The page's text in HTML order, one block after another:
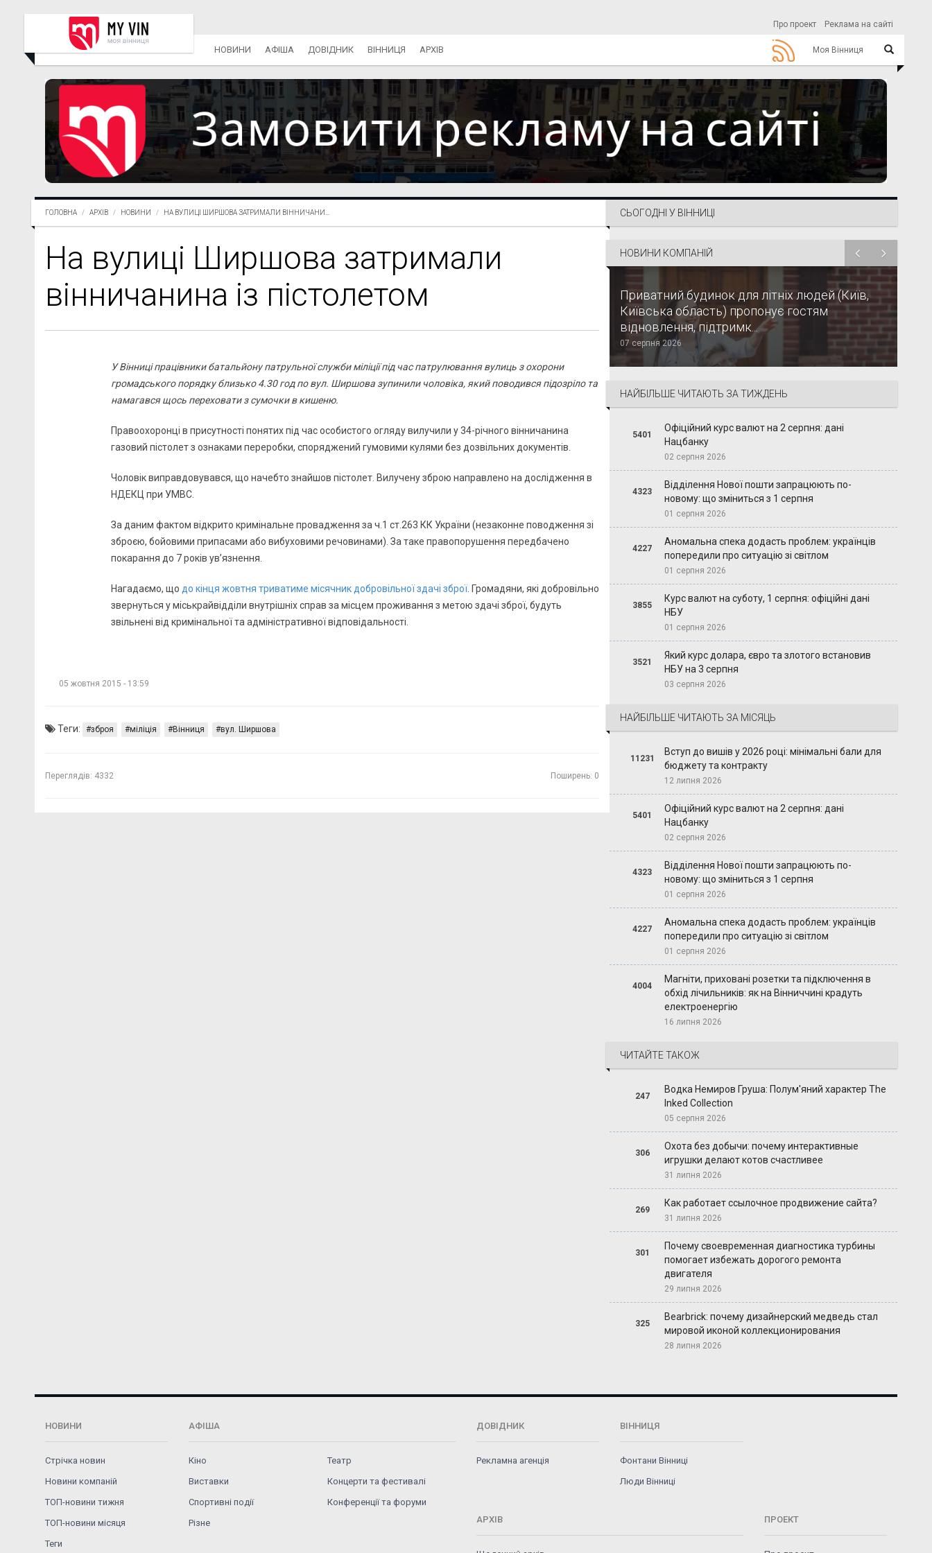
Про проект Реклама на сайті
Моя Вінниця
НОВИНИ АФІША ДОВІДНИК ВІННИЦЯ АРХІВ
ГОЛОВНА АРХІВ НОВИНИ НА ВУЛИЦІ ШИРШОВА ЗАТРИМАЛИ ВІННИЧАНИ...
На вулиці Ширшова затримали
вінничанина із пістолетом
У Вінниці працівники батальйону патрульної служби міліції під час патрулювання вулиць з охорони
громадського порядку близько 4.30 год по вул. Ширшова зупинили чоловіка, який поводився підозріло та
намагався щось переховати з сумочки в кишеню.
Правоохоронці в присутності понятих під час особистого огляду вилучили у 34-річного вінничанина
газовий пістолет з ознаками переробки, споряджений гумовими кулями без дозвільних документів.
Чоловік виправдовувався, що начебто знайшов пістолет. Вилучену зброю направлено на дослідження в
НДЕКЦ при УМВС.
За даним фактом відкрито кримінальне провадження за ч.1 ст.263 КК України (незаконне поводження зі
зброєю, бойовими припасами або вибуховими речовинами). За таке правопорушення передбачено
покарання до 7 років ув’язнення.
Нагадаємо, що до кінця жовтня триватиме місячник добровільної здачі зброї . Громадяни, які добровільно
звернуться у міськрайвідділи внутрішніх справ за місцем проживання з метою здачі зброї, будуть
звільнені від кримінальної та адміністративної відповідальності.
05 жовтня 2015 - 13:59
Теги: зброя міліція Вінниця вул. Ширшова
Переглядів: 4332 Поширень: 0
СЬОГОДНІ У ВІННИЦІ
НОВИНИ КОМПАНІЙ
Приватний будинок для літніх людей (Київ,
Київська область) пропонує гостям
відновлення, підтримк...
07 серпня 2026
НАЙБІЛЬШЕ ЧИТАЮТЬ ЗА ТИЖДЕНЬ
5401
Офіційний курс валют на 2 серпня: дані
Нацбанку
02 серпня 2026
4323
Відділення Нової пошти запрацюють по-
новому: що зміниться з 1 серпня
01 серпня 2026
4227
Аномальна спека додасть проблем: українців
попередили про ситуацію зі світлом
01 серпня 2026
3855
Курс валют на суботу, 1 серпня: офіційні дані
НБУ
01 серпня 2026
3521
Який курс долара, євро та злотого встановив
НБУ на 3 серпня
03 серпня 2026
НАЙБІЛЬШЕ ЧИТАЮТЬ ЗА МІСЯЦЬ
11231
Вступ до вишів у 2026 році: мінімальні бали для
бюджету та контракту
12 липня 2026
5401
Офіційний курс валют на 2 серпня: дані
Нацбанку
02 серпня 2026
4323
Відділення Нової пошти запрацюють по-
новому: що зміниться з 1 серпня
01 серпня 2026
4227
Аномальна спека додасть проблем: українців
попередили про ситуацію зі світлом
01 серпня 2026
4004
Магніти, приховані розетки та підключення в
обхід лічильників: як на Вінниччині крадуть
електроенергію
16 липня 2026
ЧИТАЙТЕ ТАКОЖ
247
Водка Немиров Груша: Полум'яний характер The
Inked Collection
05 серпня 2026
306
Охота без добычи: почему интерактивные
игрушки делают котов счастливее
31 липня 2026
269
Как работает ссылочное продвижение сайта?
31 липня 2026
301
Почему своевременная диагностика турбины
помогает избежать дорогого ремонта
двигателя
29 липня 2026
325
Bearbrick: почему дизайнерский медведь стал
мировой иконой коллекционирования
28 липня 2026
НОВИНИ
Стрічка новин
Новини компаній
ТОП-новини тижня
ТОП-новини місяця
Теги
АФІША
Кіно
Театр
Виставки
Концерти та фестивалі
Спортивні події
Конференції та форуми
Різне
ДОВІДНИК
Рекламна агенція
ВІННИЦЯ
Фонтани Вінниці
Люди Вінниці
АРХІВ ПРОЕКТ